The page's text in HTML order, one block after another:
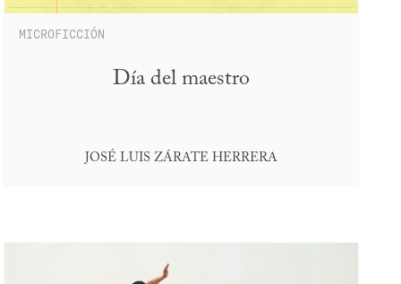
MICROFICCIÓN
Día del maestro
JOSÉ LUIS ZÁRATE HERRERA